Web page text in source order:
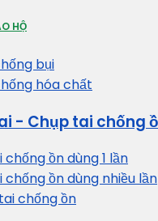
HỘ
bụi
hóa chất
- Chụp tai chống
chống ồn dùng 1 lần
chống ồn dùng nhiều lần
chống ồn